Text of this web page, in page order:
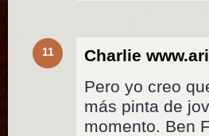
11 Charlie
Pero yo creo
más pinta de
momento. Ben